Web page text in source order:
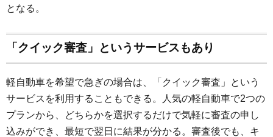
となる。
「クイック審査」というサービスもあり
軽自動車を希望で急ぎの場合は、「クイック審査」という
サービスを利用することもできる。人気の軽自動車で2つの
プランから、どちらかを選択するだけで気軽に審査の申し
込みができ、最短で翌日に結果が分かる。審査後でも、キ